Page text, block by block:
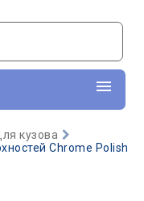
кузова
Chrome Polish